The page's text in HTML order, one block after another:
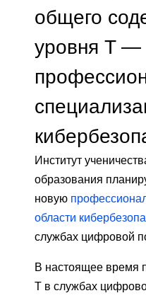
общего
уровня T —
Институт
образования
новую
области
службах цифровой
В настоящее время
Т в службах